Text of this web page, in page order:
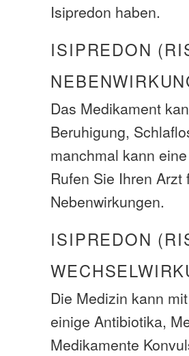
Isipredon haben.
ISIPREDON
Das Medikament
Beruhigung,
manchmal kann
Rufen Sie Ihren
Nebenwirkungen.
ISIPREDON
Die Medizin kann
einige Antibiotika,
Medikamente